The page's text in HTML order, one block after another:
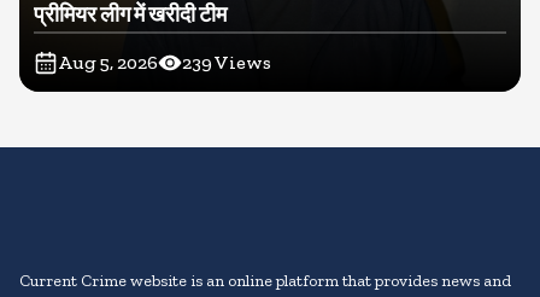
प्रीमियर लीग में खरीदी टीम
Aug 5, 2026 239Views
Current Crime website is an online platform that provides news and